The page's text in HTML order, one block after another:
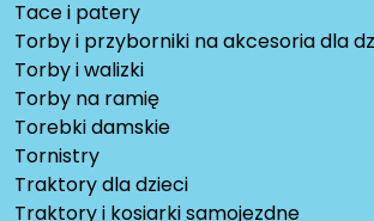
Tace i patery
Torby i przyborniki na akcesoria dla
Torby i walizki
Torby na ramię
Torebki damskie
Tornistry
Traktory dla dzieci
Traktory i kosiarki samojezdne